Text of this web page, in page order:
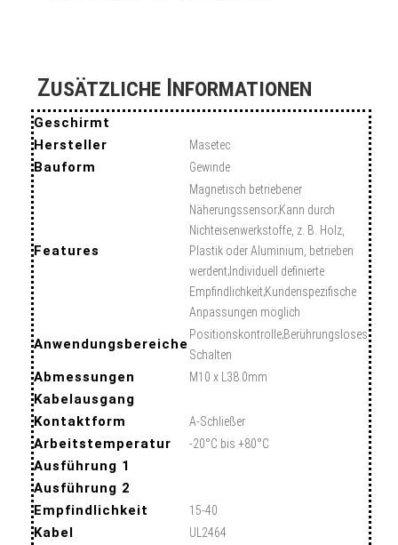
Zusätzliche Informationen
Geschirmt
Hersteller
Masetec
Bauform Gewinde
Features
Magnetisch betriebener
Näherungssensor;Kann durch
Nichteisenwerkstoffe, z. B. Holz,
Plastik oder Aluminium, betrieben
werdent;Individuell definierte
Empfindlichkeit;Kundenspezifische
Anpassungen möglich
Anwendungsbereiche
Positionskontrolle;Berührungsloses
Schalten
Abmessungen M10 x L38.0mm
Kabelausgang
Kontaktform
A-Schließer
Arbeitstemperatur -20°C bis +80°C
Ausführung 1
Ausführung 2
Empfindlichkeit
15-40
Kabel UL2464